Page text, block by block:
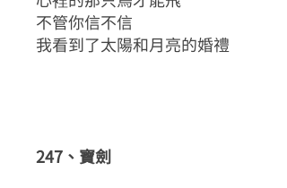
不管你信不信
我看到了太陽和月亮的婚禮
247、寶劍